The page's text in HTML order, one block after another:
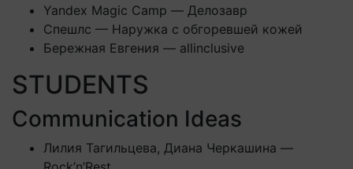
Yandex Magic Camp — Делозавр
Спешлс — Наружка с обгоревшей кожей
Бережная Евгения — allinclusive
STUDENTS
Communication Ideas
Лилия Тагильцева, Диана Черкашина —